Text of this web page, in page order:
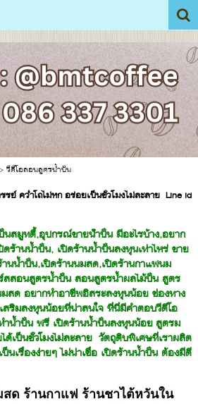
วีดีโอสอนสูตรน้ำปั่น
ย์ คว่ำโถไม่หก อร่อยเป็นชั่วโมงไม่ละลาย Line id
นสมูทตี้,อุปกรณ์ขายน้ําปั่น มีอะไรบ้าง,อยาก
ร้านน้ำปั่น, เปิดร้านน้ำปั่นลงทุนเท่าไหร่ ขาย
นน้ำปั่น,เปิดร้านนมสด,เปิดร้านกาแฟนม
สสอนสูตรน้ำปั่น สอนสูตรน้ำผลไม้ปั่น สูตร
สด อยากทำอาชีพอิสระลงทุนน้อย ช่องทาง
ริมลงทุนน้อยที่น่าสนใจ ที่นี่มีคำตอบวีดีโอ
น้ำปั่น ฟรี เปิดร้านน้ำปั่นลงทุนน้อย สูตรม
ด้เป็นชั่วโมงไม่ละลาย วัตถุดิบพิเศษที่เราผลิต
นเรื่องง่ายๆ ไม่น่าเชื่อ เปิดร้านน้ำปั่น ต้องมีดี
ด ร้านกาแฟ ร้านชาไต้หวันใน